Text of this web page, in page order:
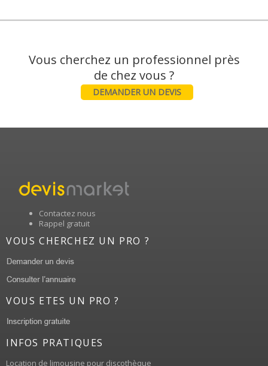
Vous cherchez un professionnel près
DEMANDER UN DEVIS
Contactez nous
Rappel gratuit
VOUS CHERCHEZ UN PRO ?
VOUS ETES UN PRO ?
INFOS PRATIQUES
Location de limousine pour discothèque